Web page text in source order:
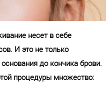
несет в себе
И это не только
до кончика брови.
процедуры множество: